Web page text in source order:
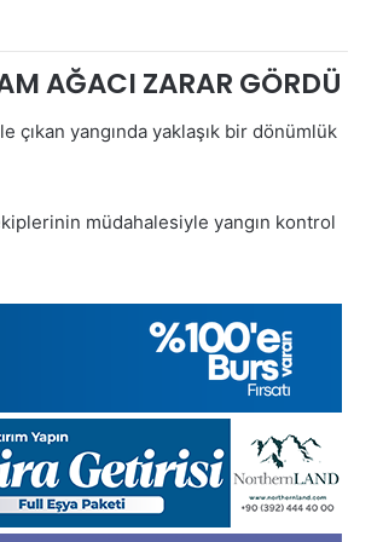
AĞACI ZARAR GÖRDÜ
yangında yaklaşık bir dönümlük
müdahalesiyle yangın kontrol
manşetleri